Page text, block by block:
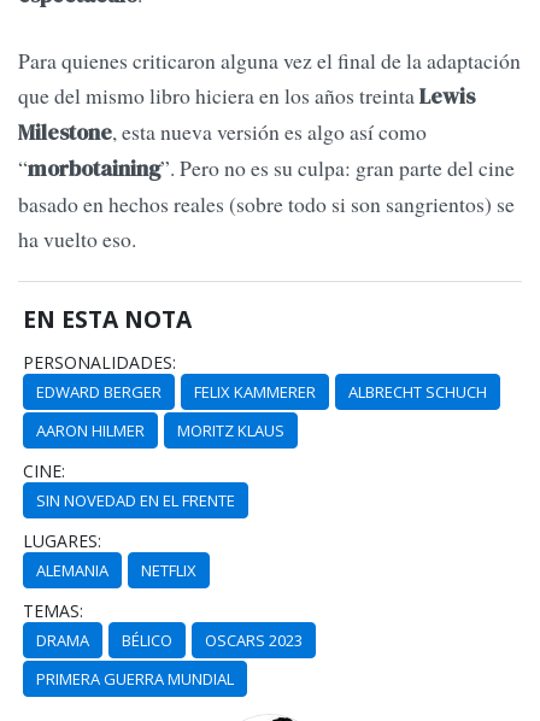
Para quienes criticaron alguna vez el final de la adaptación
que del mismo libro hiciera en los años treintaLewis
Milestone, esta nueva versión es algo así como
“morbotaining”. Pero no es su culpa: gran parte del cine
basado en hechos reales (sobre todo si son sangrientos) se
ha vuelto eso.
EN ESTA NOTA
PERSONALIDADES:
EDWARD BERGER FELIX KAMMERER
ALBRECHT SCHUCH
AARON HILMER
MORITZ KLAUS
CINE:
SIN NOVEDAD EN EL FRENTE
LUGARES:
ALEMANIA NETFLIX
TEMAS:
DRAMA BÉLICO
OSCARS 2023
PRIMERA GUERRA MUNDIAL